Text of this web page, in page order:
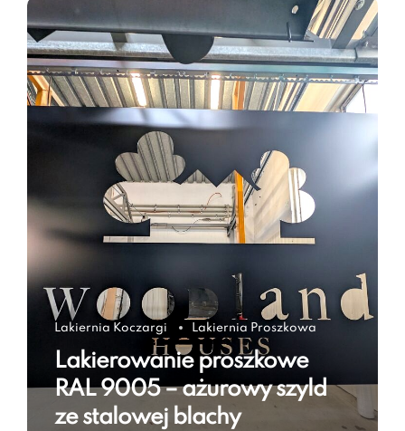
Lakiernia Koczargi Lakiernia Proszkowa
Lakierowanie proszkowe
RAL 9005 – ażurowy szyld
ze stalowej blachy